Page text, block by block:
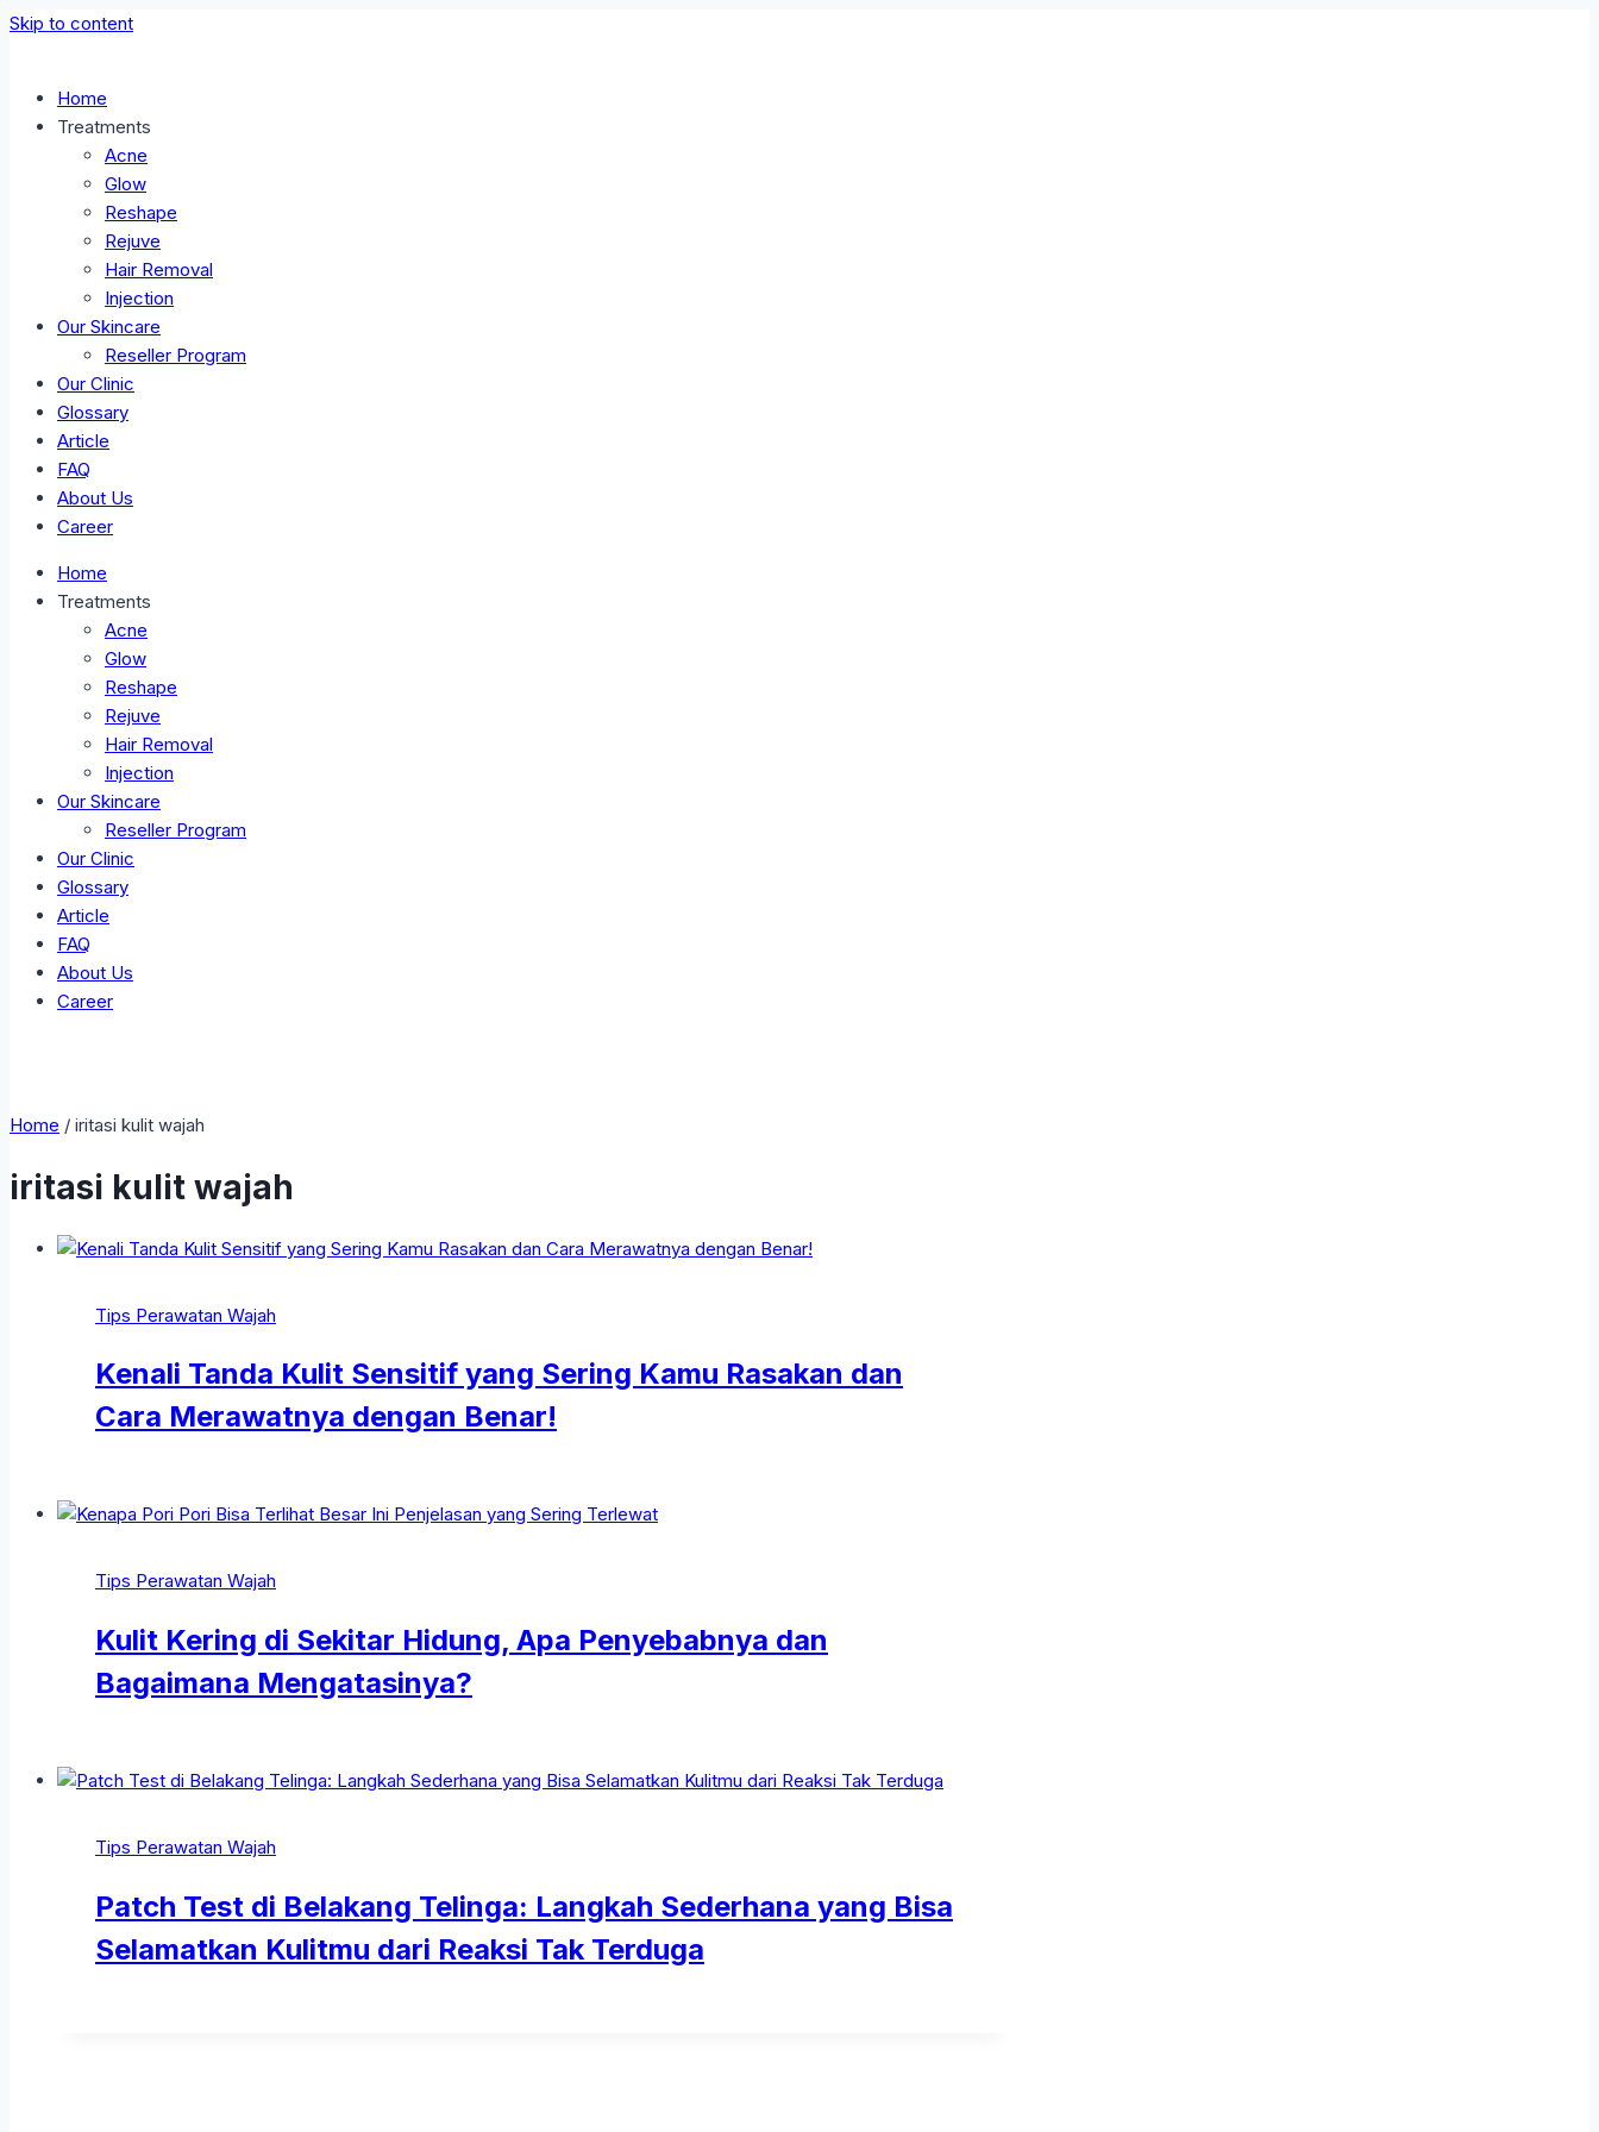
Skip to content
Home
Treatments
Acne
Glow
Reshape
Rejuve
Hair Removal
Injection
Our Skincare
Reseller Program
Our Clinic
Glossary
Article
FAQ
About Us
Career
Home
Treatments
Acne
Glow
Reshape
Rejuve
Hair Removal
Injection
Our Skincare
Reseller Program
Our Clinic
Glossary
Article
FAQ
About Us
Career
Home / iritasi kulit wajah
iritasi kulit wajah
Tips Perawatan Wajah
Kenali Tanda Kulit Sensitif yang Sering Kamu Rasakan dan
Cara Merawatnya dengan Benar!
Tips Perawatan Wajah
Kulit Kering di Sekitar Hidung, Apa Penyebabnya dan
Bagaimana Mengatasinya?
Tips Perawatan Wajah
Patch Test di Belakang Telinga: Langkah Sederhana yang Bisa
Selamatkan Kulitmu dari Reaksi Tak Terduga